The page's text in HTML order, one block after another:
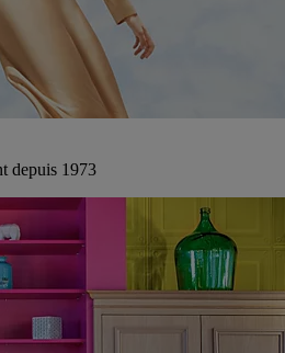
depuis 1973